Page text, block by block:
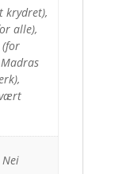
krydret),
alle),
(for
Nei